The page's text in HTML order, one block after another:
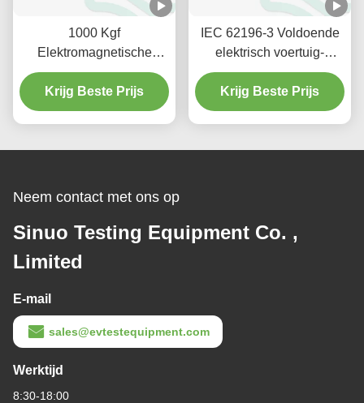
1000 Kgf
Elektromagnetische
trillingstestmachine 1-
3000 Hz 300 kg nuttige
lading Voor IEC MIL GB-
Krijg Beste Prijs
IEC 62196-3 Voldoende
elektrisch voertuig-
connector trekkracht en
vergrendeling
Krijg Beste Prijs
Neem contact met ons op
Sinuo Testing Equipment Co. ,
Limited
E-mail
sales@evtestequipment.com
Werktijd
8:30-18:00